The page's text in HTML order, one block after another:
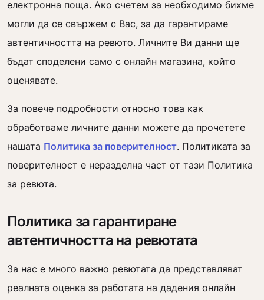
електронна поща. Ако счетем за необходимо бихме
могли да се свържем с Вас, за да гарантираме
автентичността на ревюто. Личните Ви данни ще
бъдат споделени само с онлайн магазина, който
оценявате.
За повече подробности относно това как
обработваме личните данни можете да прочетете
нашата Политика за поверителност. Политиката за
поверителност е неразделна част от тази Политика
за ревюта.
Политика за гарантиране
автентичността на ревютата
За нас е много важно ревютата да представляват
реалната оценка за работата на дадения онлайн